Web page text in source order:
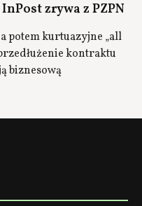
zrywa z PZPN
potem kurtuazyjne „all
kontraktu
biznesową